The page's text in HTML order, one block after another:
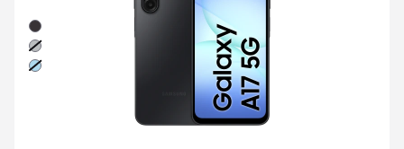
Noir
Gris
Bleu